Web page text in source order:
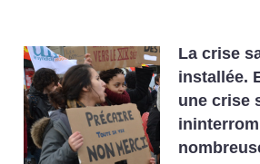
La crise
installée.
une crise